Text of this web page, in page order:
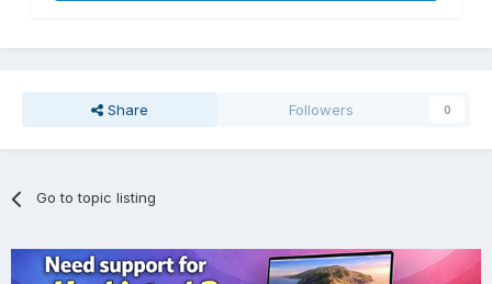
Share Followers 0
Go to topic listing